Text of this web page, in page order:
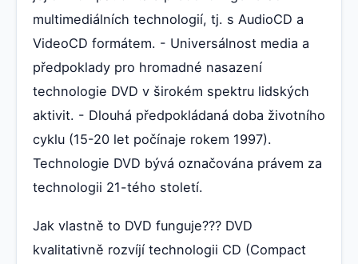
multimediálních technologií, tj. s AudioCD a
VideoCD formátem. - Universálnost media a
předpoklady pro hromadné nasazení
technologie DVD v širokém spektru lidských
aktivit. - Dlouhá předpokládaná doba životního
cyklu (15-20 let počínaje rokem 1997).
Technologie DVD bývá označována právem za
technologii 21-tého století.
Jak vlastně to DVD funguje??? DVD
kvalitativně rozvíjí technologii CD (Compact